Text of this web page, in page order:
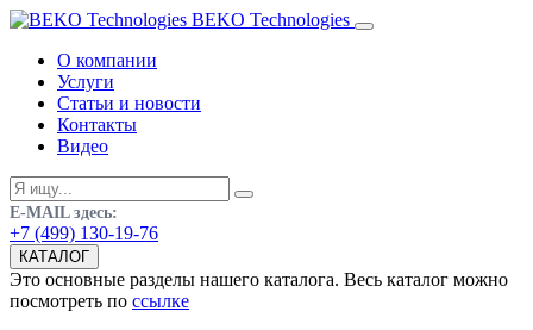
BEKO Technologies
О компании
Услуги
Статьи и новости
Контакты
Видео
E-MAIL здесь:
+7 (499) 130-19-76
КАТАЛОГ
Это основные разделы нашего каталога. Весь каталог можно
посмотреть по ссылке